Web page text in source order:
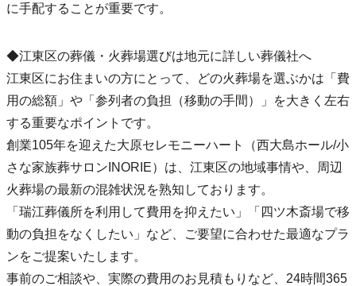
に手配することが重要です。
◆江東区の葬儀・火葬場選びは地元に詳しい葬儀社へ
江東区にお住まいの方にとって、どの火葬場を選ぶかは「費
用の総額」や「参列者の負担（移動の手間）」を大きく左右
する重要なポイントです。
創業105年を迎えた大原セレモニーハート（西大島ホール/小
さな家族葬サロンINORIE）は、江東区の地域事情や、周辺
火葬場の最新の混雑状況を熟知しております。
「瑞江葬儀所を利用して費用を抑えたい」「四ツ木斎場で移
動の負担をなくしたい」など、ご要望に合わせた最適なプラ
ンをご提案いたします。
事前のご相談や、実際の費用のお見積もりなど、24時間365